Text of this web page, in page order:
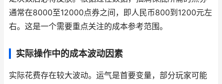
通常在8000至12000点券之间，即人民币800到1200元左
右。这是一个需要重点关注的成本参考范围。
实际操作中的成本波动因素
实际花费存在较大波动。运气是首要变量，部分玩家可能